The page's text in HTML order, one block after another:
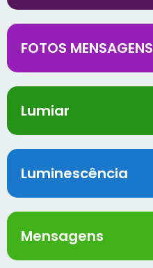
FOTOS MENSAGENS
Lumiar
Luminescência
Mensagens